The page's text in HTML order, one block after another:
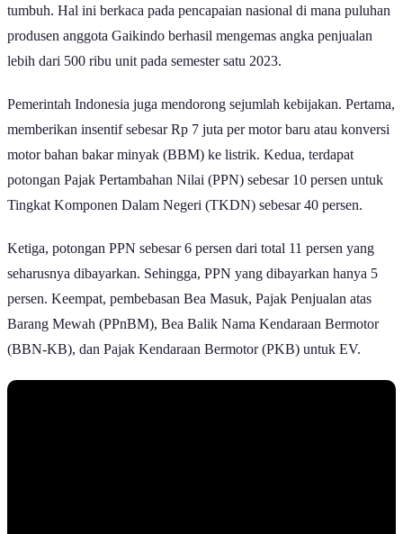
tumbuh. Hal ini berkaca pada pencapaian nasional di mana puluhan
produsen anggota Gaikindo berhasil mengemas angka penjualan
lebih dari 500 ribu unit pada semester satu 2023.
Pemerintah Indonesia juga mendorong sejumlah kebijakan. Pertama,
memberikan insentif sebesar Rp 7 juta per motor baru atau konversi
motor bahan bakar minyak (BBM) ke listrik. Kedua, terdapat
potongan Pajak Pertambahan Nilai (PPN) sebesar 10 persen untuk
Tingkat Komponen Dalam Negeri (TKDN) sebesar 40 persen.
Ketiga, potongan PPN sebesar 6 persen dari total 11 persen yang
seharusnya dibayarkan. Sehingga, PPN yang dibayarkan hanya 5
persen. Keempat, pembebasan Bea Masuk, Pajak Penjualan atas
Barang Mewah (PPnBM), Bea Balik Nama Kendaraan Bermotor
(BBN-KB), dan Pajak Kendaraan Bermotor (PKB) untuk EV.